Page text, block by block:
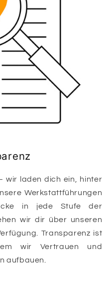
wir laden dich ein, hinter
Werkstattführungen
in jede Stufe der
wir dir über unseren
Transparenz ist
wir Vertrauen und
aufbauen.